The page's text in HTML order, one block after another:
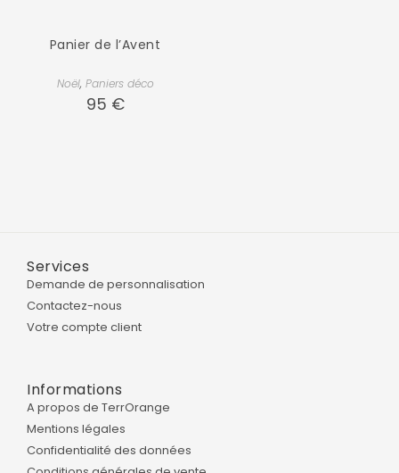
Panier de l’Avent
Noël, Paniers déco
95 €
Services
Demande de personnalisation
Contactez-nous
Votre compte client
Informations
A propos de TerrOrange
Mentions légales
Confidentialité des données